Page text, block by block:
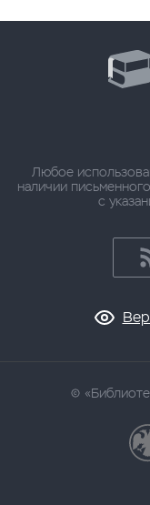
Любое
наличии
с